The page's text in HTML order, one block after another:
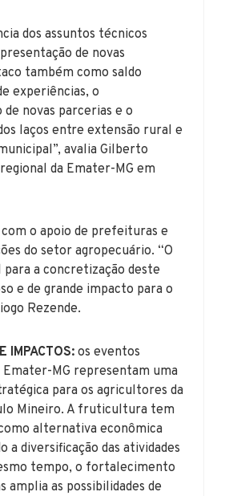
dos assuntos técnicos
de novas
também como saldo
experiências, o
novas parcerias e o
laços entre extensão rural e
avalia Gilberto
da Emater-MG em
o apoio de prefeituras e
do setor agropecuário. “O
para a concretização deste
e de grande impacto para o
Rezende.
IMPACTOS: os eventos
Emater-MG representam uma
para os agricultores da
Mineiro. A fruticultura tem
alternativa econômica
a diversificação das atividades
tempo, o fortalecimento
amplia as possibilidades de